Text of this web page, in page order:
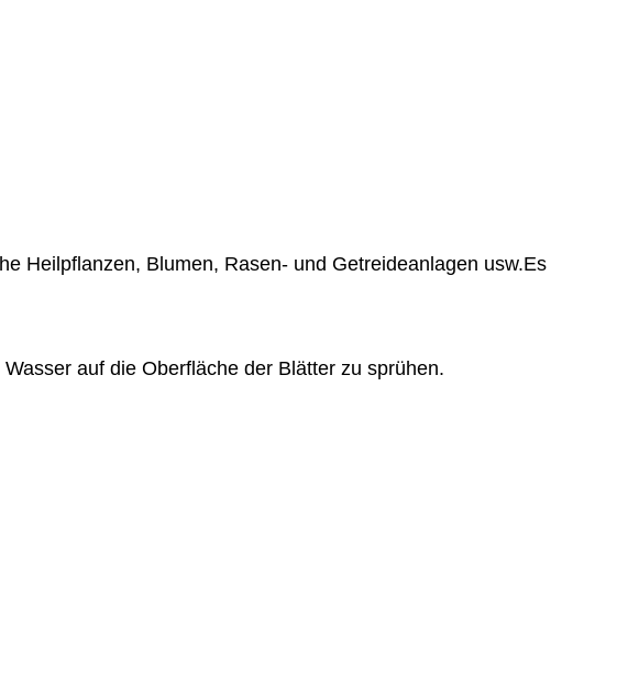
Heilpflanzen, Blumen, Rasen- und Getreideanlagen usw.Es
auf die Oberfläche der Blätter zu sprühen.